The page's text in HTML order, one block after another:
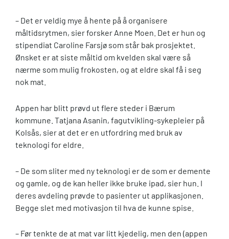
– Det er veldig mye å hente på å organisere
måltidsrytmen, sier forsker Anne Moen. Det er hun og
stipendiat Caroline Farsjø som står bak prosjektet.
Ønsket er at siste måltid om kvelden skal være så
nærme som mulig frokosten, og at eldre skal få i seg
nok mat.
Appen har blitt prøvd ut flere steder i Bærum
kommune. Tatjana Asanin, fagutvikling-sykepleier på
Kolsås, sier at det er en utfordring med bruk av
teknologi for eldre.
– De som sliter med ny teknologi er de som er demente
og gamle, og de kan heller ikke bruke ipad, sier hun. I
deres avdeling prøvde to pasienter ut applikasjonen.
Begge slet med motivasjon til hva de kunne spise.
– Før tenkte de at mat var litt kjedelig, men den (appen